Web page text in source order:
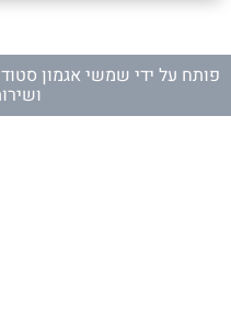
פותח על ידי שמשי אגמון